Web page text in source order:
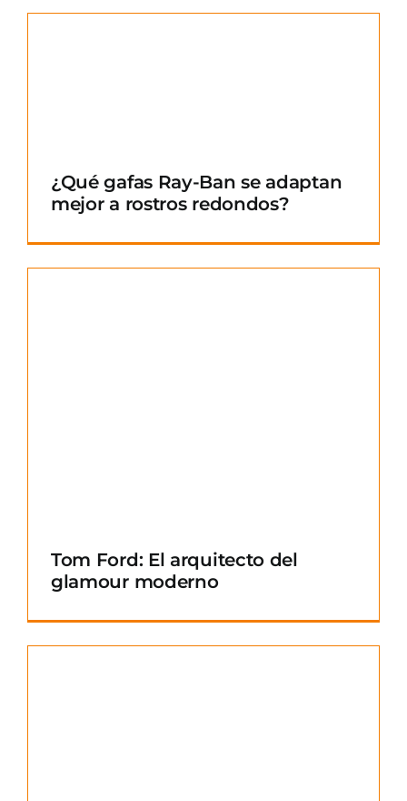
¿Qué gafas Ray-Ban se adaptan
mejor a rostros redondos?
Tom Ford: El arquitecto del
glamour moderno